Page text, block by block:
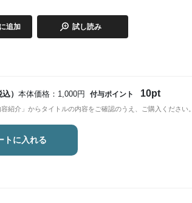
追加 試し読み
） 本体価格：1,000円 付与ポイント 10pt
容紹介」からタイトルの内容をご確認のうえ、ご購入ください。
トに入れる